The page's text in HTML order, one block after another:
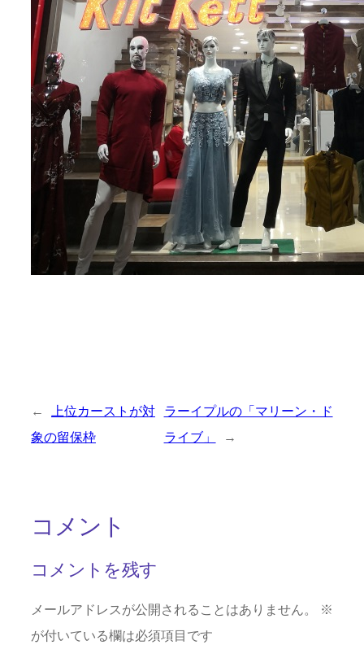
←
上位カーストが対
象の留保枠
ラーイプルの「マリーン・ド
ライブ」
→
コメント
コメントを残す
メールアドレスが公開されることはありません。
※
が付いている欄は必須項目です